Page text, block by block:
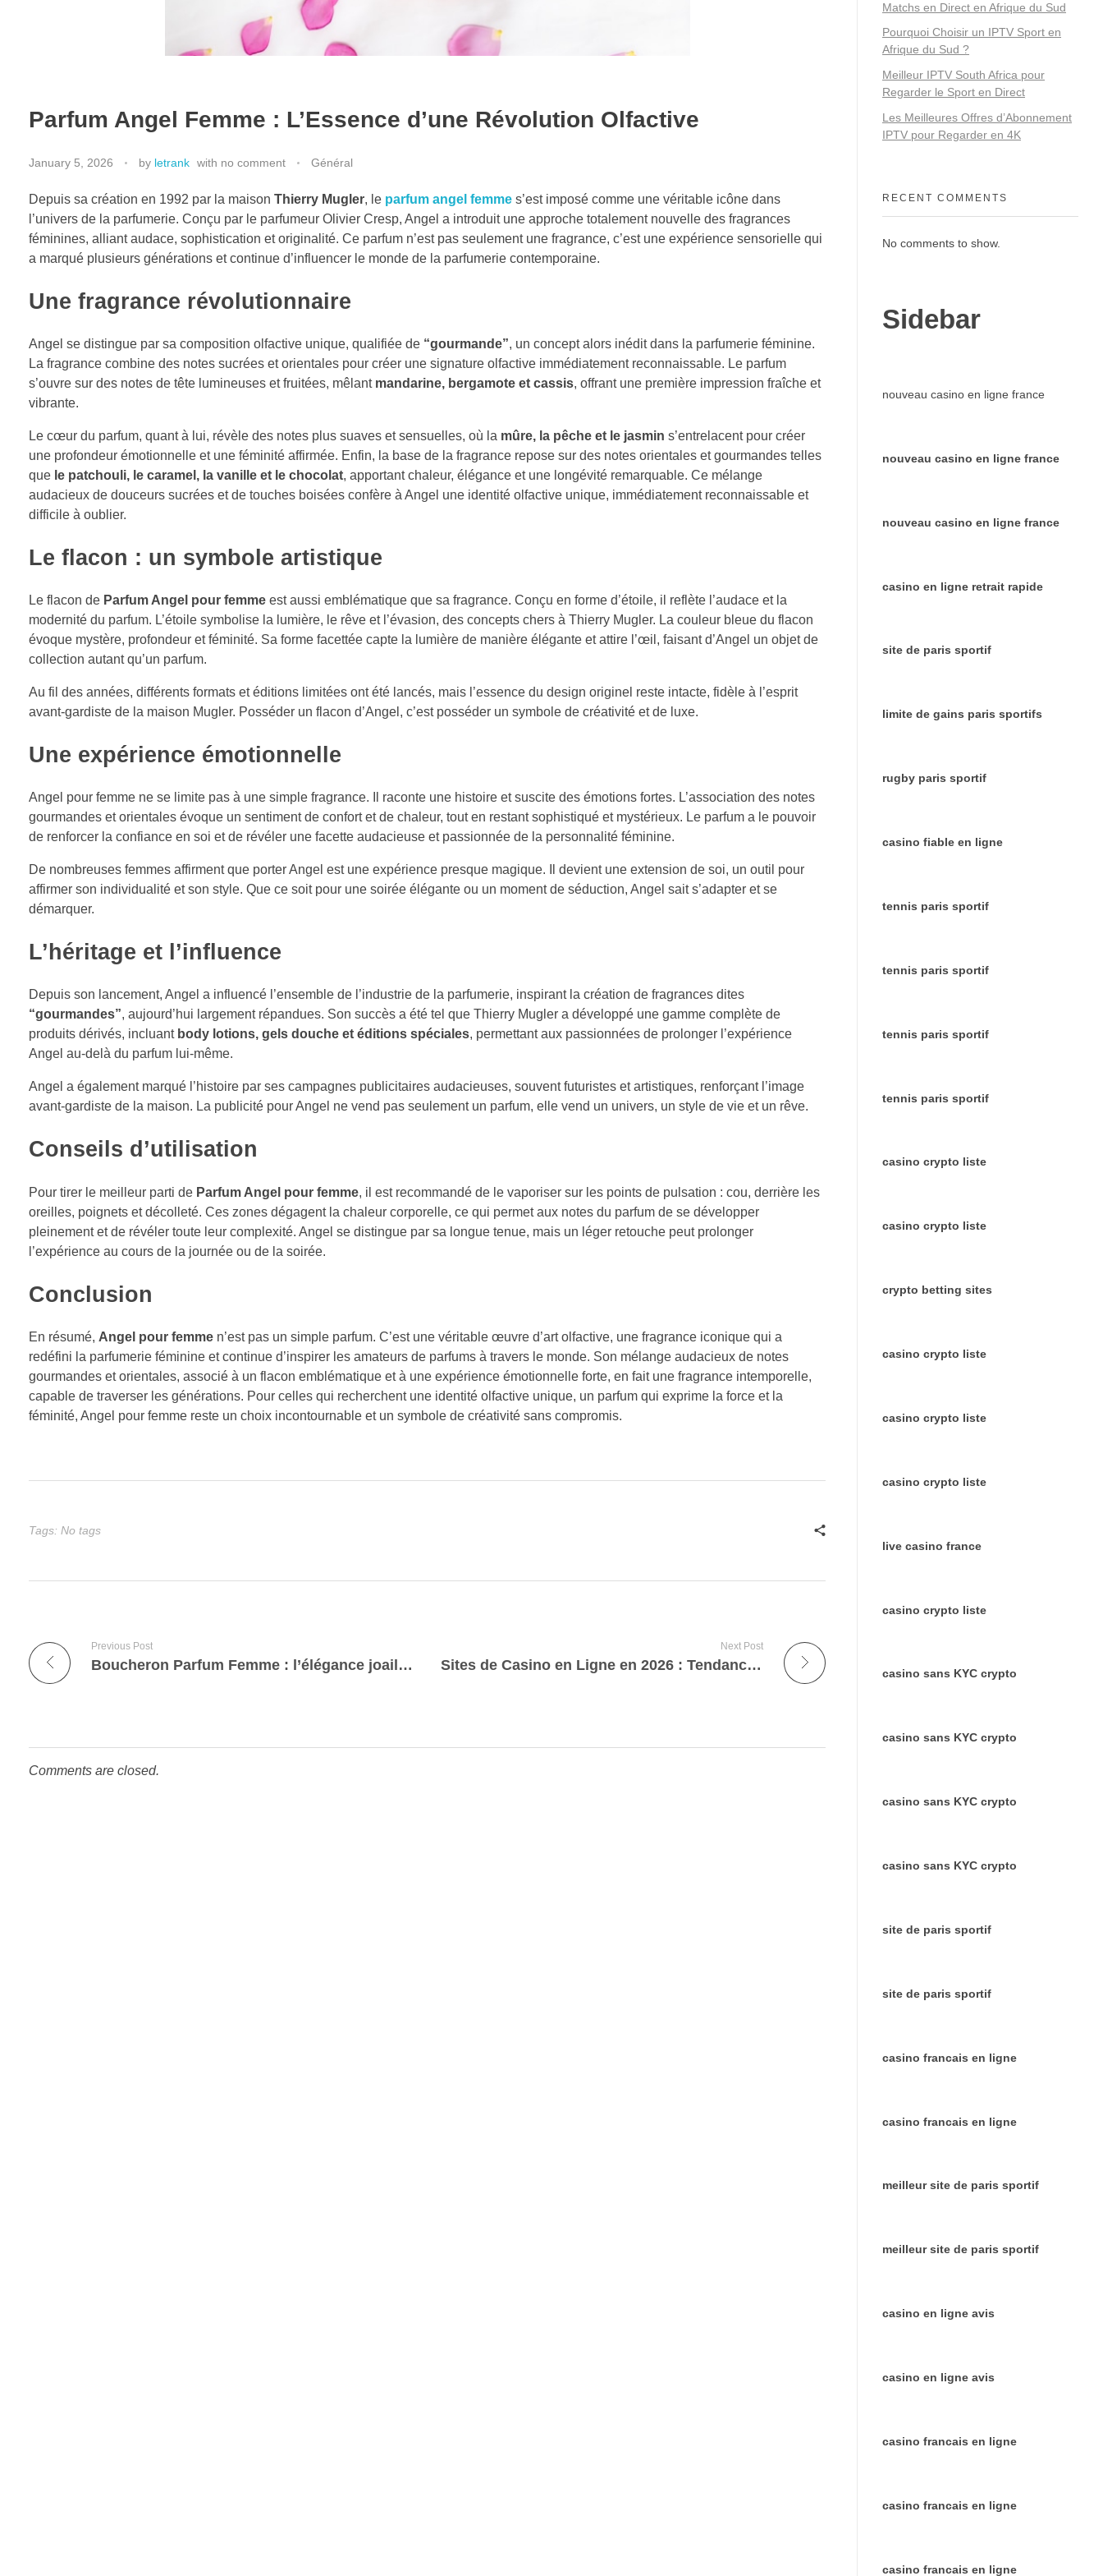
Parfum Angel Femme : L’Essence d’une Révolution Olfactive
January 5, 2026 by letrank with no comment Général
Depuis sa création en 1992 par la maison Thierry Mugler, le parfum angel femme s’est imposé comme une véritable icône dans
l’univers de la parfumerie. Conçu par le parfumeur Olivier Cresp, Angel a introduit une approche totalement nouvelle des fragrances
féminines, alliant audace, sophistication et originalité. Ce parfum n’est pas seulement une fragrance, c’est une expérience sensorielle qui
a marqué plusieurs générations et continue d’influencer le monde de la parfumerie contemporaine.
Une fragrance révolutionnaire
Angel se distingue par sa composition olfactive unique, qualifiée de “gourmande”, un concept alors inédit dans la parfumerie féminine.
La fragrance combine des notes sucrées et orientales pour créer une signature olfactive immédiatement reconnaissable. Le parfum
s’ouvre sur des notes de tête lumineuses et fruitées, mêlant mandarine, bergamote et cassis, offrant une première impression fraîche et
vibrante.
Le cœur du parfum, quant à lui, révèle des notes plus suaves et sensuelles, où la mûre, la pêche et le jasmin s’entrelacent pour créer
une profondeur émotionnelle et une féminité affirmée. Enfin, la base de la fragrance repose sur des notes orientales et gourmandes telles
que le patchouli, le caramel, la vanille et le chocolat, apportant chaleur, élégance et une longévité remarquable. Ce mélange
audacieux de douceurs sucrées et de touches boisées confère à Angel une identité olfactive unique, immédiatement reconnaissable et
difficile à oublier.
Le flacon : un symbole artistique
Le flacon de Parfum Angel pour femme est aussi emblématique que sa fragrance. Conçu en forme d’étoile, il reflète l’audace et la
modernité du parfum. L’étoile symbolise la lumière, le rêve et l’évasion, des concepts chers à Thierry Mugler. La couleur bleue du flacon
évoque mystère, profondeur et féminité. Sa forme facettée capte la lumière de manière élégante et attire l’œil, faisant d’Angel un objet de
collection autant qu’un parfum.
Au fil des années, différents formats et éditions limitées ont été lancés, mais l’essence du design originel reste intacte, fidèle à l’esprit
avant-gardiste de la maison Mugler. Posséder un flacon d’Angel, c’est posséder un symbole de créativité et de luxe.
Une expérience émotionnelle
Angel pour femme ne se limite pas à une simple fragrance. Il raconte une histoire et suscite des émotions fortes. L’association des notes
gourmandes et orientales évoque un sentiment de confort et de chaleur, tout en restant sophistiqué et mystérieux. Le parfum a le pouvoir
de renforcer la confiance en soi et de révéler une facette audacieuse et passionnée de la personnalité féminine.
De nombreuses femmes affirment que porter Angel est une expérience presque magique. Il devient une extension de soi, un outil pour
affirmer son individualité et son style. Que ce soit pour une soirée élégante ou un moment de séduction, Angel sait s’adapter et se
démarquer.
L’héritage et l’influence
Depuis son lancement, Angel a influencé l’ensemble de l’industrie de la parfumerie, inspirant la création de fragrances dites
“gourmandes”, aujourd’hui largement répandues. Son succès a été tel que Thierry Mugler a développé une gamme complète de
produits dérivés, incluant body lotions, gels douche et éditions spéciales, permettant aux passionnées de prolonger l’expérience
Angel au-delà du parfum lui-même.
Angel a également marqué l’histoire par ses campagnes publicitaires audacieuses, souvent futuristes et artistiques, renforçant l’image
avant-gardiste de la maison. La publicité pour Angel ne vend pas seulement un parfum, elle vend un univers, un style de vie et un rêve.
Conseils d’utilisation
Pour tirer le meilleur parti de Parfum Angel pour femme, il est recommandé de le vaporiser sur les points de pulsation : cou, derrière les
oreilles, poignets et décolleté. Ces zones dégagent la chaleur corporelle, ce qui permet aux notes du parfum de se développer
pleinement et de révéler toute leur complexité. Angel se distingue par sa longue tenue, mais un léger retouche peut prolonger
l’expérience au cours de la journée ou de la soirée.
Conclusion
En résumé, Angel pour femme n’est pas un simple parfum. C’est une véritable œuvre d’art olfactive, une fragrance iconique qui a
redéfini la parfumerie féminine et continue d’inspirer les amateurs de parfums à travers le monde. Son mélange audacieux de notes
gourmandes et orientales, associé à un flacon emblématique et à une expérience émotionnelle forte, en fait une fragrance intemporelle,
capable de traverser les générations. Pour celles qui recherchent une identité olfactive unique, un parfum qui exprime la force et la
féminité, Angel pour femme reste un choix incontournable et un symbole de créativité sans compromis.
Tags: No tags
Previous Post
Boucheron Parfum Femme : l’élégance joaillière au cœur d’un parfum intemporel
Next Post
Sites de Casino en Ligne en 2026 : Tendances et Évolutions
Comments are closed.
Matchs en Direct en Afrique du Sud
Pourquoi Choisir un IPTV Sport en
Afrique du Sud ?
Meilleur IPTV South Africa pour
Regarder le Sport en Direct
Les Meilleures Offres d’Abonnement
IPTV pour Regarder en 4K
RECENT COMMENTS
No comments to show.
Sidebar
nouveau casino en ligne france
nouveau casino en ligne france
nouveau casino en ligne france
casino en ligne retrait rapide
site de paris sportif
limite de gains paris sportifs
rugby paris sportif
casino fiable en ligne
tennis paris sportif
tennis paris sportif
tennis paris sportif
tennis paris sportif
casino crypto liste
casino crypto liste
crypto betting sites
casino crypto liste
casino crypto liste
casino crypto liste
live casino france
casino crypto liste
casino sans KYC crypto
casino sans KYC crypto
casino sans KYC crypto
casino sans KYC crypto
site de paris sportif
site de paris sportif
casino francais en ligne
casino francais en ligne
meilleur site de paris sportif
meilleur site de paris sportif
casino en ligne avis
casino en ligne avis
casino francais en ligne
casino francais en ligne
casino francais en ligne